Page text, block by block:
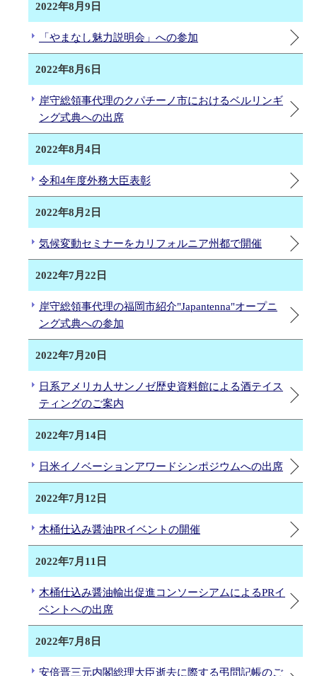
2022年8月9日
「やまなし魅力説明会」への参加
2022年8月6日
岸守総領事代理のクパチーノ市におけるベルリンギ
ング式典への出席
2022年8月4日
令和4年度外務大臣表彰
2022年8月2日
気候変動セミナーをカリフォルニア州都で開催
2022年7月22日
岸守総領事代理の福岡市紹介"Japantenna"オープニ
ング式典への参加
2022年7月20日
日系アメリカ人サンノゼ歴史資料館による酒テイス
ティングのご案内
2022年7月14日
日米イノベーションアワードシンポジウムへの出席
2022年7月12日
木桶仕込み醤油PRイベントの開催
2022年7月11日
木桶仕込み醤油輸出促進コンソーシアムによるPRイ
ベントへの出席
2022年7月8日
安倍晋三元内閣総理大臣逝去に際する弔問記帳のご